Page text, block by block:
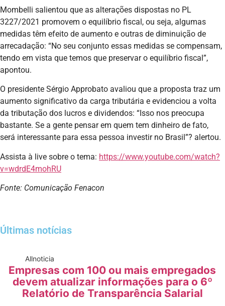
Mombelli salientou que as alterações dispostas no PL
3227/2021 promovem o equilíbrio fiscal, ou seja, algumas
medidas têm efeito de aumento e outras de diminuição de
arrecadação: “No seu conjunto essas medidas se compensam,
tendo em vista que temos que preservar o equilíbrio fiscal”,
apontou.
O presidente Sérgio Approbato avaliou que a proposta traz um
aumento significativo da carga tributária e evidenciou a volta
da tributação dos lucros e dividendos: “Isso nos preocupa
bastante. Se a gente pensar em quem tem dinheiro de fato,
será interessante para essa pessoa investir no Brasil”? alertou.
Assista à live sobre o tema: https://www.youtube.com/watch?
v=wdrdE4mohRU
Fonte: Comunicação Fenacon
Últimas notícias
Allnoticia
Empresas com 100 ou mais empregados
devem atualizar informações para o 6º
Relatório de Transparência Salarial